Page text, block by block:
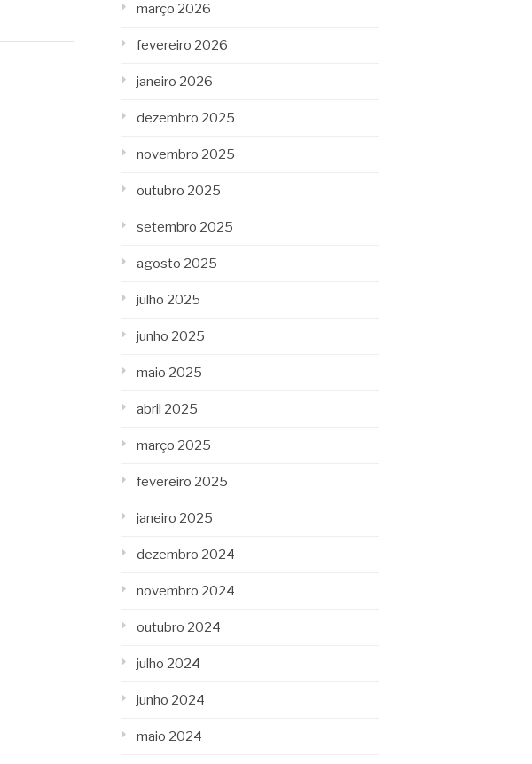
março 2026
fevereiro 2026
janeiro 2026
dezembro 2025
novembro 2025
outubro 2025
setembro 2025
agosto 2025
julho 2025
junho 2025
maio 2025
abril 2025
março 2025
fevereiro 2025
janeiro 2025
dezembro 2024
novembro 2024
outubro 2024
julho 2024
junho 2024
maio 2024